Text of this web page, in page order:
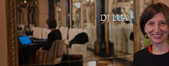
DJ LUA